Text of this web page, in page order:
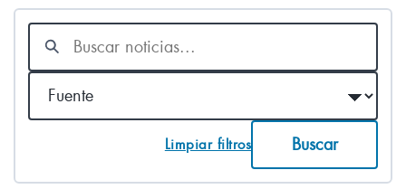
Buscar
noticias
Fuente
Limpiar filtros Buscar